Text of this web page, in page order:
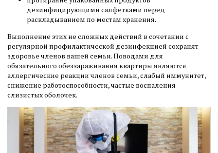
дезинфицирующими салфетками перед
раскладыванием по местам хранения.
Выполнение этих не сложных действий в сочетании с
регулярной профилактической дезинфекцией сохранят
здоровье членов вашей семьи. Поводами для
обязательного обеззараживания квартиры являются
аллергические реакции членов семьи, слабый иммунитет,
снижение работоспособности, частые воспаления
слизистых оболочек.